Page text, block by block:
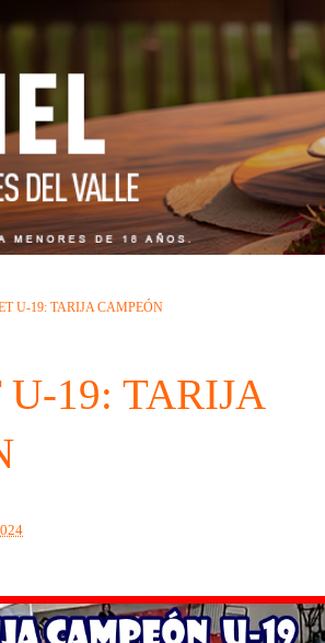
U-19: TARIJA CAMPEÓN
19: TARIJA